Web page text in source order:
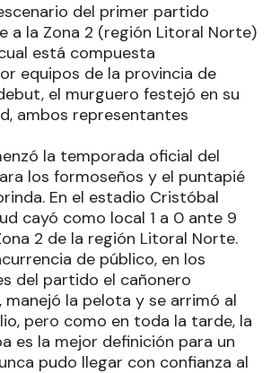
del primer partido
a la Zona 2 (región Litoral Norte)
está compuesta
equipos de la provincia de
el murguero festejó en su
ambos representantes
la temporada oficial del
los formoseños y el puntapié
En el estadio Cristóbal
cayó como local 1 a 0 ante 9
2 de la región Litoral Norte.
de público, en los
del partido el cañonero
manejó la pelota y se arrimó al
pero como en toda la tarde, la
es la mejor definición para un
pudo llegar con confianza al